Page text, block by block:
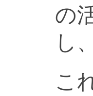
の
し
こ